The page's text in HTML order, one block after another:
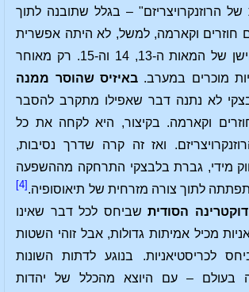
של הרוזנקרויצריזם" – בגלל שתובנה לתוך
חוזרים וקארמה, למשל, לא היתה אפשרית
ברוזנקרויצריזם הישן של המאות ה-13, 14 וה-15. רק מאוחר
מוכרים במערב.באיזיס שהוסר ממנה
לא נתנה דבר שאפילו מתקרב להסבר
וקארמה. בקיצור, היא לקחה את כל
ואז זה קרה שדרך נסיבות,
מידי, גברת בלבצקי התרחקה מההשפעה
לתוך צורה מזרחית של תיאוסופיה. [4]
הסודיתשביחס לכל דבר שאינו
מכיל אמיתות גדולות, אבל זוהי השטות
לכריסטיאניות. בנוגע לדתות השונות
בעולם – עם היוצא מהכלל של יהדות